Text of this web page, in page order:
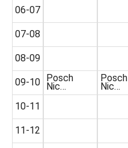
06-07
07-08
08-09
09-10
10-11
11-12
Posch
Nic…
Posch
Nic…